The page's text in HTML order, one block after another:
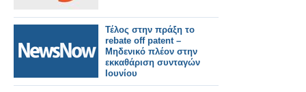
Τέλος στην πράξη το
rebate off patent –
Μηδενικό πλέον στην
εκκαθάριση συνταγών
Ιουνίου